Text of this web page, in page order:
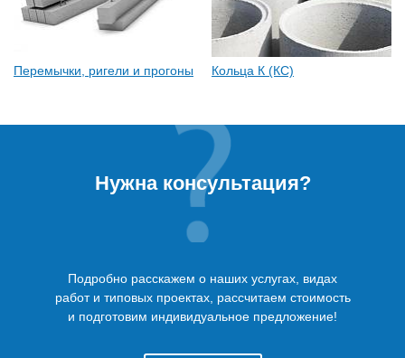
Перемычки, ригели и прогоны Кольца К (КС)
Нужна консультация?
Подробно расскажем о наших услугах, видах
работ и типовых проектах, рассчитаем стоимость
и подготовим индивидуальное предложение!